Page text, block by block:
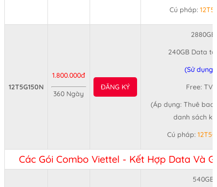
Cú pháp:
12T5G150N
1.800.000đ
360 Ngày
ĐĂNG KÝ
240GB Data
(Sử dụng
Free:
(Áp dụng: Thuê
danh sách
Cú pháp:
Các Gói Combo Viettel - Kết Hợp Data Và